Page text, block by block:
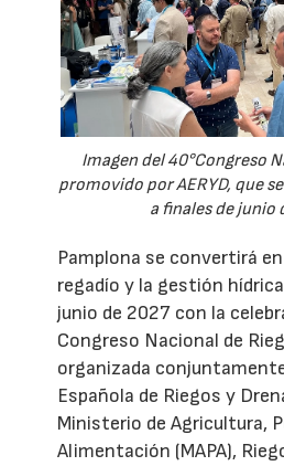
Imagen del 40°Congreso
promovido por AERYD, que
a finales de junio
Pamplona se convertirá
regadío y la gestión
junio de 2027 con la
Congreso Nacional de
organizada
Española de Riegos y
Ministerio de Agricultura,
Alimentación (MAPA),